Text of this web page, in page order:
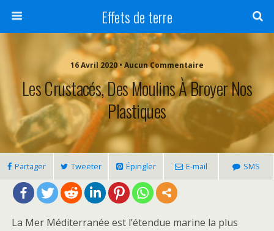
Effets de terre
16 Avril 2020 • Aucun Commentaire
Les Crustacés, Des Moulins À Broyer Nos
Plastiques
Partager Tweeter Épingler E-mail SMS
La Mer Méditerranée est l’étendue marine la plus